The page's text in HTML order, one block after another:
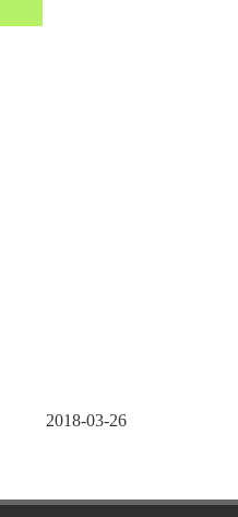
2018-03-26